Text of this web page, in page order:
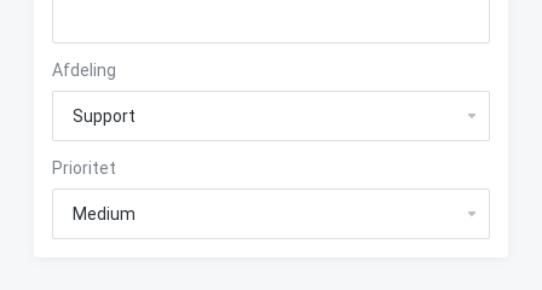
Afdeling
Prioritet